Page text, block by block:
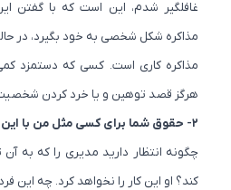
غافلگیر شدم، این است که با گفتن این
مذاکره شکل شخصی به خود بگیرد، در حالی
مذاکره کاری است. کسی که دستمزد کمی را
هرگز قصد توهین و یا خرد کردن شخصیت شما
چگونه انتظار دارید مدیری را که به آن
کند؟ او این کار را نخواهد کرد. چه این فرد از